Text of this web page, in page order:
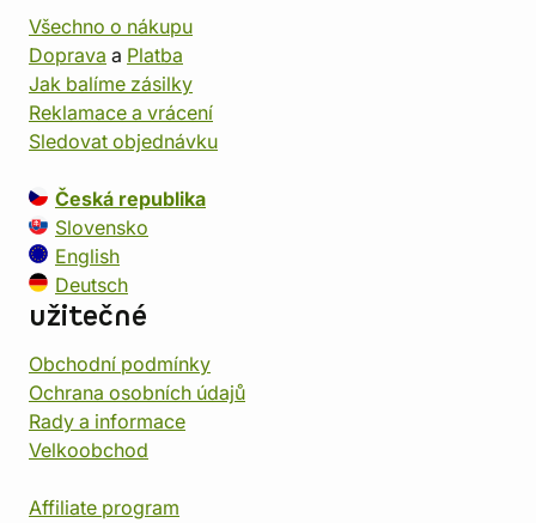
Všechno o nákupu
Doprava a Platba
Jak balíme zásilky
Reklamace a vrácení
Sledovat objednávku
Česká republika
Slovensko
English
Deutsch
užitečné
Obchodní podmínky
Ochrana osobních údajů
Rady a informace
Velkoobchod
Affiliate program